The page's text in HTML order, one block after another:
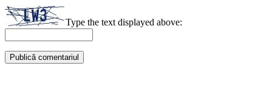
Type the text displayed above: